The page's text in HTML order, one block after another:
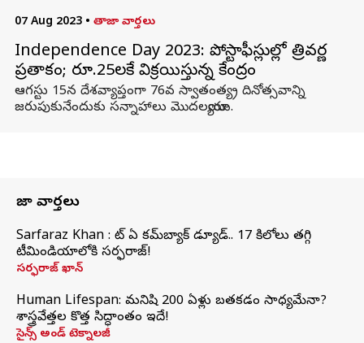
07 Aug 2023 • తాజా వార్తలు
Independence Day 2023: పోస్టాఫీస్లుల్లో త్రివర్ణ
ప్రతాకం; రూ.25లకే విక్రయిస్తున్న కేంద్రం
ఆగస్టు 15న దేశవ్యాప్తంగా 76వ స్వాతంత్య్ర దినోత్సవాన్ని
జరుపుకునేందుకు సన్నాహాలు మొదలయ్యాయి.
తాజా వార్తలు
Sarfaraz Khan : వాట్‌ ఏ కమ్‌బ్యాక్‌ డ్యూడ్‌.. 17 కిలోలు తగ్గి
టీమిండియాలోకి సర్ఫరాజ్‌!
సర్ఫరాజ్ ఖాన్
Human Lifespan: మనిషి 200 ఏళ్లు బతకడం సాధ్యమేనా?
శాస్త్రవేత్తల కొత్త సిద్ధాంతం ఇదే!
సైన్స్ అండ్ టెక్నాలజీ